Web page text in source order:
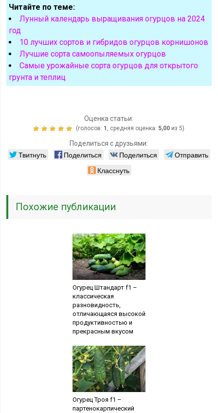
Читайте по теме:
Лунный календарь выращивания огурцов на 2024
год
10 лучших сортов и гибридов огурцов корнишонов
Лучшие сорта самоопыляемых огурцов
Самые урожайные сорта огурцов для открытого
грунта и теплиц
Оценка статьи:
(голосов: 1 , средняя оценка: 5,00 из 5)
Поделиться с друзьями:
Твитнуть Поделиться Поделиться
Отправить
Класснуть
Похожие публикации
Огурец Штандарт f1 –
классическая
разновидность,
отличающаяся высокой
продуктивностью и
прекрасным вкусом
Огурец Троя f1 –
партенокарпический